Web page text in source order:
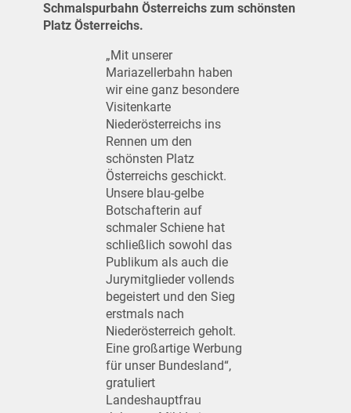
Schmalspurbahn Österreichs zum schönsten
Platz Österreichs.
„Mit unserer
Mariazellerbahn haben
wir eine ganz besondere
Visitenkarte
Niederösterreichs ins
Rennen um den
schönsten Platz
Österreichs geschickt.
Unsere blau-gelbe
Botschafterin auf
schmaler Schiene hat
schließlich sowohl das
Publikum als auch die
Jurymitglieder vollends
begeistert und den Sieg
erstmals nach
Niederösterreich geholt.
Eine großartige Werbung
für unser Bundesland“,
gratuliert
Landeshauptfrau